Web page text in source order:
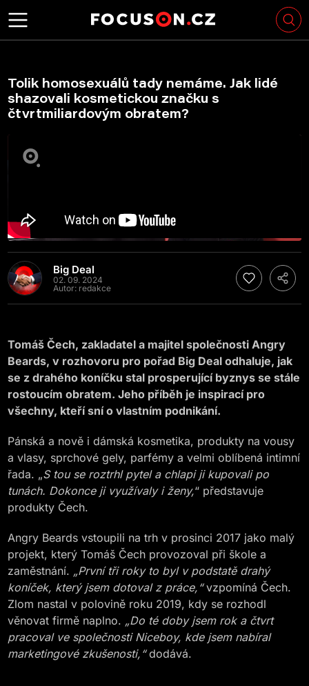
Tolik homosexuálů tady nemáme. Jak lidé
shazovali kosmetickou značku s
čtvrtmiliardovým obratem?
Big Deal
02. 09. 2024
Autor: redakce
Tomáš Čech, zakladatel a majitel společnosti Angry
Beards, v rozhovoru pro pořad Big Deal odhaluje, jak
se z drahého koníčku stal prosperující byznys se stále
rostoucím obratem. Jeho příběh je inspirací pro
všechny, kteří sní o vlastním podnikání.
Pánská a nově i dámská kosmetika, produkty na vousy
a vlasy, sprchové gely, parfémy a velmi oblíbená intimní
řada. „S tou se roztrhl pytel a chlapi ji kupovali po
tunách. Dokonce ji využívaly i ženy,“ představuje
produkty Čech.
Angry Beards vstoupili na trh v prosinci 2017 jako malý
projekt, který Tomáš Čech provozoval při škole a
zaměstnání. „První tři roky to byl v podstatě drahý
koníček, který jsem dotoval z práce,“vzpomíná Čech.
Zlom nastal v polovině roku 2019, kdy se rozhodl
věnovat firmě naplno. „Do té doby jsem rok a čtvrt
pracoval ve společnosti Niceboy, kde jsem nabíral
marketingové zkušenosti,“dodává.